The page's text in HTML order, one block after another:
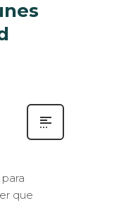
que